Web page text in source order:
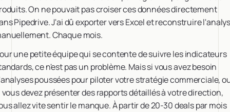
On ne pouvait pas croiser ces données directement
Pipedrive. J'ai dû exporter vers Excel et reconstruire
Chaque mois.
une petite équipe qui se contente de suivre les indicateurs
ce n'est pas un problème. Mais si vous avez besoin
poussées pour piloter votre stratégie commerciale,
vous devez présenter des rapports détaillés à votre direction,
allez vite sentir le manque. À partir de 20-30 deals par mois